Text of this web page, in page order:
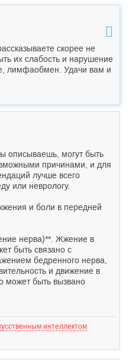
скорее не
их слабость и нарушение
лимфаобмен. Удачи вам и
описываешь, могут быть
причинами, и для
лучше всего
или неврологу.
и боли в передней
нерва)**. Жжение в
быть связано с
бедренного нерва,
и движение в
может быть вызвано
интеллектом